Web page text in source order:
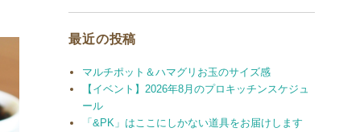
最近の投稿
マルチポット＆ハマグリお玉のサイズ感
【イベント】2026年8月のプロキッチンスケジュ
ール
「&PK」はここにしかない道具をお届けします